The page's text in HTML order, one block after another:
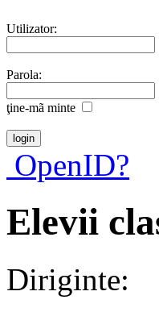
Utilizator:
Parola:
ţine-mã minte
OpenID?
Elevii
Diriginte: